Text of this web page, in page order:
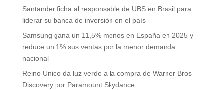
Santander ficha al responsable de UBS en Brasil para
liderar su banca de inversión en el país
Samsung gana un 11,5% menos en España en 2025 y
reduce un 1% sus ventas por la menor demanda
nacional
Reino Unido da luz verde a la compra de Warner Bros
Discovery por Paramount Skydance